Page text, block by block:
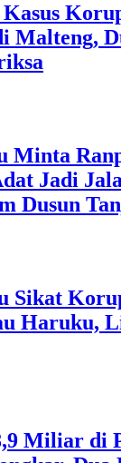
Malteng,
Minta
Jadi
Dusun
Sikat
Haruku,
Miliar di